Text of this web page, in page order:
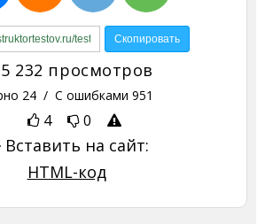
5 232 просмотров
24/ С ошибками 951
4 0
Вставить на сайт:
HTML-код